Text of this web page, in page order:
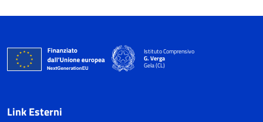
Istituto Comprensivo
G. Verga
Gela (CL)
Link Esterni